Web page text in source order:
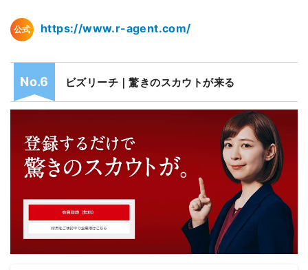
神戸
井門三宮ビル 4階
岡山
岡山フコク生命駅前ビル 4階
広島
JEI広島八丁堀ビル 10階
福岡県福岡市中央区舞鶴1-1-3
リクルート天神ビル 7階
各拠点の詳細なアクセスはこちら
公式 https://www.r-agent.com/
ビズリーチ｜驚きのスカウトが来る